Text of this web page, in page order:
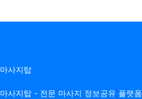
마사지탑
마사지탑 - 전문 마사지 정보공유 플랫폼